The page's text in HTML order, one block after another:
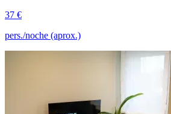
37 €
pers./noche (aprox.)